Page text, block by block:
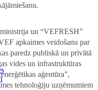
un “VEFRESH”
apkaimes veidošanu par
paredz publiskā un privātā
vides un infrastruktūras
aģentūra”,
tehnoloģiju uzņēmumiem